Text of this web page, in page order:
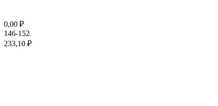
0,00 ₽
146-152
233,10 ₽